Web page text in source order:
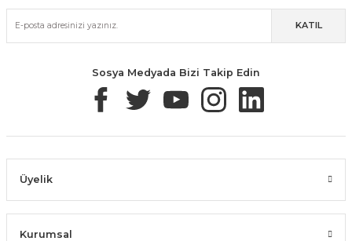
Güvenli Paketleme Taksit / Havale İle Alışveriş Kolay İade & Değişim
KATIL
Sosya Medyada Bizi Takip Edin
Üyelik
Kurumsal